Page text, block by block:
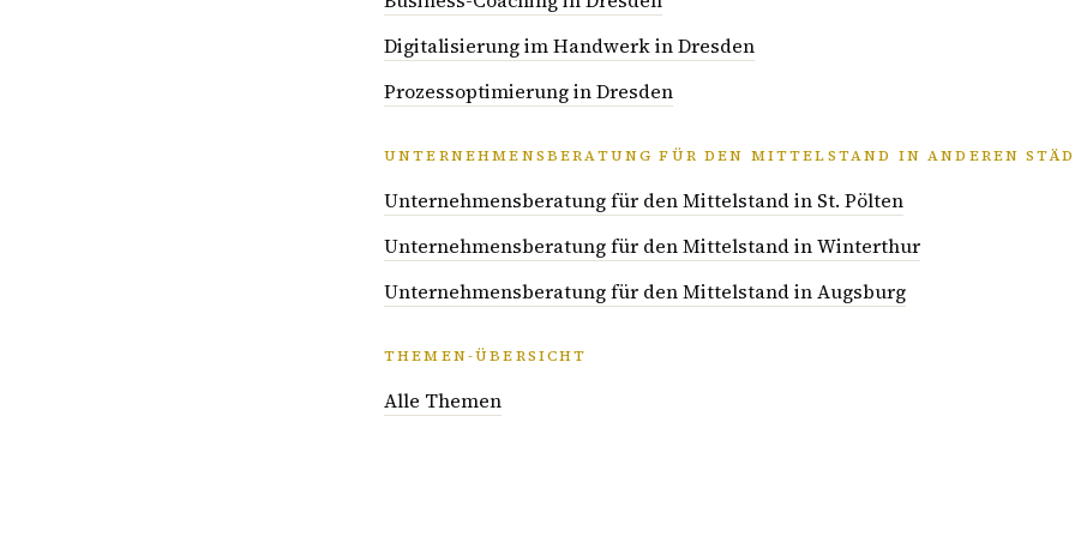
Digitalisierung im Handwerk in Dresden
Prozessoptimierung in Dresden
UNTERNEHMENSBERATUNG FÜR DEN MITTELSTAND IN ANDEREN
Unternehmensberatung für den Mittelstand in St. Pölten
Unternehmensberatung für den Mittelstand in Winterthur
Unternehmensberatung für den Mittelstand in Augsburg
THEMEN-ÜBERSICHT
Alle Themen